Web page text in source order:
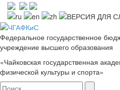
Федеральное государственное
учреждение высшего образования
«Чайковская государственная
физической культуры и спорта»